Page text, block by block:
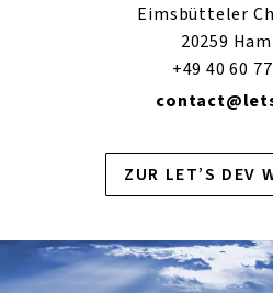
Eimsbütteler
20259
+49 40 60
ZUR LET’S DEV